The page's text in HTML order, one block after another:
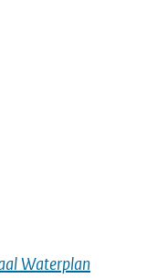
Waterplan